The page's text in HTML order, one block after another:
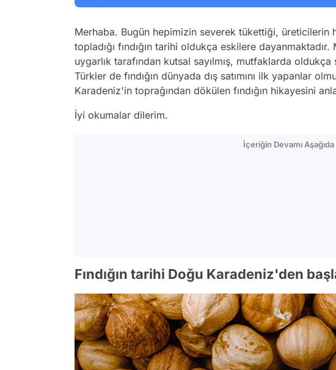
Merhaba. Bugün hepimizin severek tükettiği, üreticilerin
topladığı fındığın tarihi oldukça eskilere
uygarlık tarafından kutsal sayılmış, mutfaklarda
Türkler de fındığın dünyada dış satımını ilk yapanlar
Karadeniz'in toprağından dökülen fındığın hikayesini
İyi okumalar dilerim.
İçeriğin Devamı Aşağıda
Fındığın tarihi Doğu Karadeniz'den